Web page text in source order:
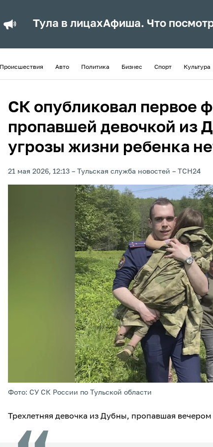
Тула в лицахАфиша. Что
Происшествия Авто Политика Бизнес Спорт Культура
СК опубликовал первое
пропавшей девочкой из
угрозы жизни ребенка
21 мая 2026, 12:13 Тульская служба новостей ТСН24
Фото: СУ СК России по Тульской области
Трехлетняя девочка из Дубны, пропавшая